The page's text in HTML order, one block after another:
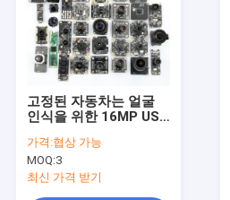
동영상
VR 쇼
품질 관리
고정된 자동차는 얼굴
인식을 위한 16MP USB
터를 집중시킵니다
가격:협상 가능
MOQ:3
최신 가격 받기